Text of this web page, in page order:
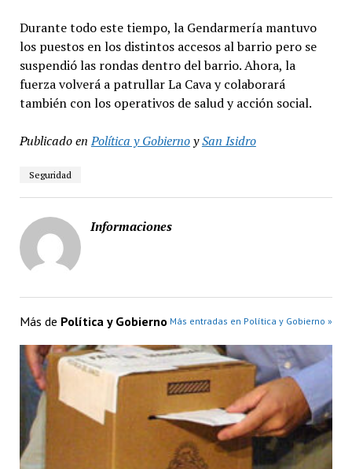
Durante todo este tiempo, la Gendarmería mantuvo
los puestos en los distintos accesos al barrio pero se
suspendió las rondas dentro del barrio. Ahora, la
fuerza volverá a patrullar La Cava y colaborará
también con los operativos de salud y acción social.
Publicado en Política y GobiernoySan Isidro
Seguridad
Informaciones
Más de Política y Gobierno Más entradas en Política y Gobierno »